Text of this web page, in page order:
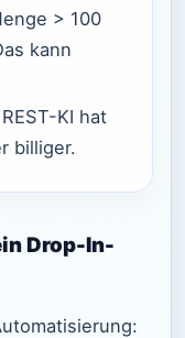
> 100
kann
KI hat
billiger.
Drop-In-